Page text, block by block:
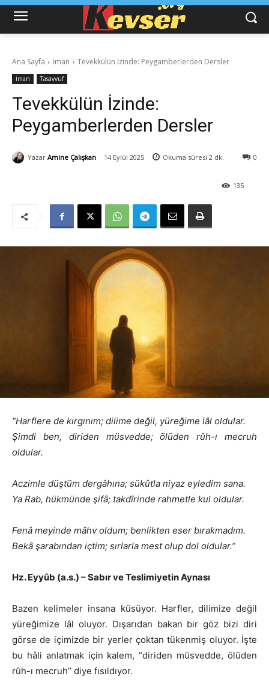
Ana Sayfa İman Tevekkülün İzinde: Peygamberlerden Dersler
İman Tasavvuf
Tevekkülün İzinde:
Peygamberlerden Dersler
Yazar Amine Çalışkan 14 Eylül 2025 Okuma süresi 2 dk. 0
135
“Harflere de kırgınım; dilime değil, yüreğime lâl oldular.
Şimdi ben, diriden müsvedde; ölüden rûh-ı mecruh
oldular.
Aczimle düştüm dergâhına; sükûtla niyaz eyledim sana.
Ya Rab, hükmünde şifâ; takdîrinde rahmetle kul oldular.
Fenâ meyinde mâhv oldum; benlikten eser bırakmadım.
Bekâ şarabından içtim; sırlarla mest olup dol oldular.”
Hz. Eyyûb (a.s.) – Sabır ve Teslimiyetin Aynası
Bazen kelimeler insana küsüyor. Harfler, dilimize değil
yüreğimize lâl oluyor. Dışarıdan bakan bir göz bizi diri
görse de içimizde bir yerler çoktan tükenmiş oluyor. İşte
bu hâli anlatmak için kalem, “diriden müsvedde, ölüden
rûh-ı mecruh” diye fısıldıyor.